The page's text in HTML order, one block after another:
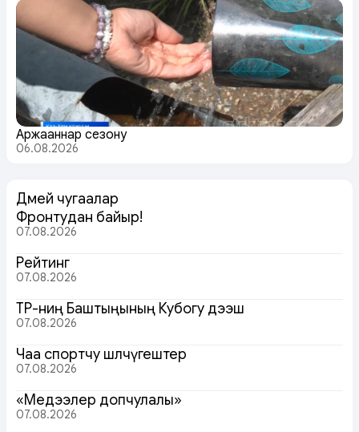
Аржааннар сезону
06.08.2026
Дөмей чугаалар
Фронтудан байыр!
07.08.2026
Рейтинг
07.08.2026
ТР-ниң Баштыңының Кубогу дээш
07.08.2026
Чаа спортчу шөлчүгештер
07.08.2026
«Медээлер допчулалы»
07.08.2026